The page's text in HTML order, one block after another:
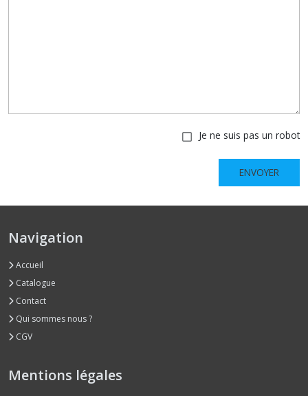
Je ne suis pas un robot
ENVOYER
Navigation
Accueil
Catalogue
Contact
Qui sommes nous ?
CGV
Mentions légales